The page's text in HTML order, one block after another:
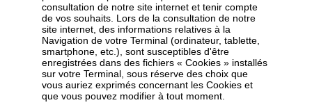
consultation de notre site internet et tenir compte
de vos souhaits. Lors de la consultation de notre
site internet, des informations relatives à la
Navigation de votre Terminal (ordinateur, tablette,
smartphone, etc.), sont susceptibles d'être
enregistrées dans des fichiers « Cookies » installés
sur votre Terminal, sous réserve des choix que
vous auriez exprimés concernant les Cookies et
que vous pouvez modifier à tout moment.